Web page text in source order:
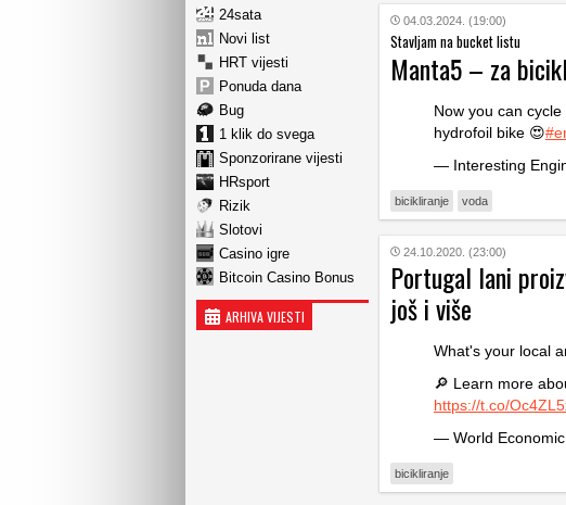
24sata
Novi list
HRT vijesti
Ponuda dana
Bug
1 klik do svega
Sponzorirane vijesti
HRsport
Rizik
Slotovi
Casino igre
Bitcoin Casino Bonus
ARHIVA VIJESTI
04.03.2024. (19:00)
Stavljam na bucket listu
Manta5 – za
Now you can
hydrofoil bike 😍
— Interesting
bicikliranje voda
24.10.2020. (23:00)
Portugal lani
još i više
What's your local
🔎 Learn more
https://t.co/
— World
bicikliranje